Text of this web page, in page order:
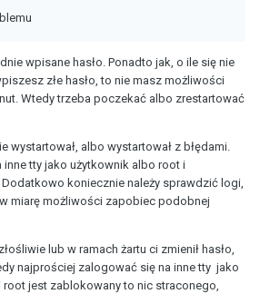
wpisane hasło. Ponadto jak, o ile się nie
złe hasło, to nie masz możliwości
Wtedy trzeba poczekać albo zrestartować
wystartował, albo wystartował z błędami.
tty jako użytkownik albo root i
koniecznie należy sprawdzić logi,
miarę możliwości zapobiec podobnej
lub w ramach żartu ci zmienił hasło,
najprościej zalogować się na inne tty jako
root jest zablokowany to nic straconego,